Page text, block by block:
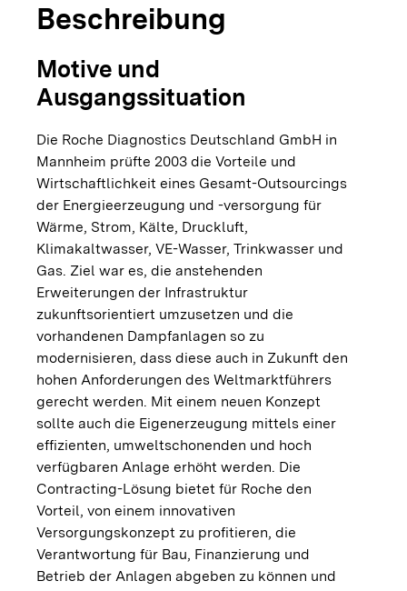
Beschreibung
Motive und
Ausgangssituation
Die Roche Diagnostics Deutschland GmbH in
Mannheim prüfte 2003 die Vorteile und
Wirtschaftlichkeit eines Gesamt-Outsourcings
der Energieerzeugung und -versorgung für
Wärme, Strom, Kälte, Druckluft,
Klimakaltwasser, VE-Wasser, Trinkwasser und
Gas. Ziel war es, die anstehenden
Erweiterungen der Infrastruktur
zukunftsorientiert umzusetzen und die
vorhandenen Dampfanlagen so zu
modernisieren, dass diese auch in Zukunft den
hohen Anforderungen des Weltmarktführers
gerecht werden. Mit einem neuen Konzept
sollte auch die Eigenerzeugung mittels einer
effizienten, umweltschonenden und hoch
verfügbaren Anlage erhöht werden. Die
Contracting-Lösung bietet für Roche den
Vorteil, von einem innovativen
Versorgungskonzept zu profitieren, die
Verantwortung für Bau, Finanzierung und
Betrieb der Anlagen abgeben zu können und